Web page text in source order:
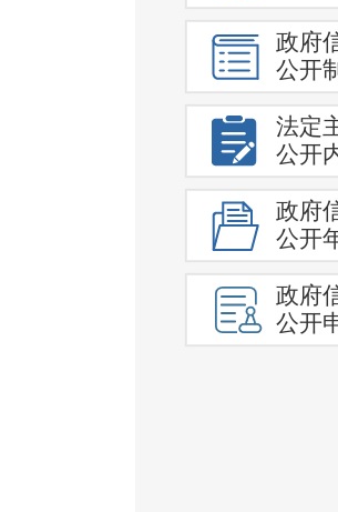
政府
公开
法定
公开
政府
公开
政府
公开